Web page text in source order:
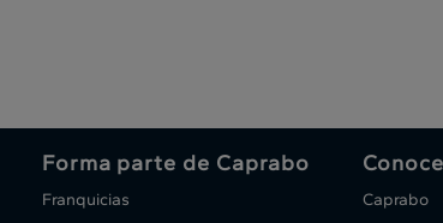
Forma parte de Caprabo
Franquicias Caprabo